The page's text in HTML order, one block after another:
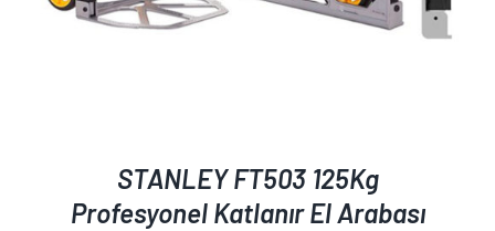
STANLEY FT503 125Kg
Profesyonel Katlanır El Arabası